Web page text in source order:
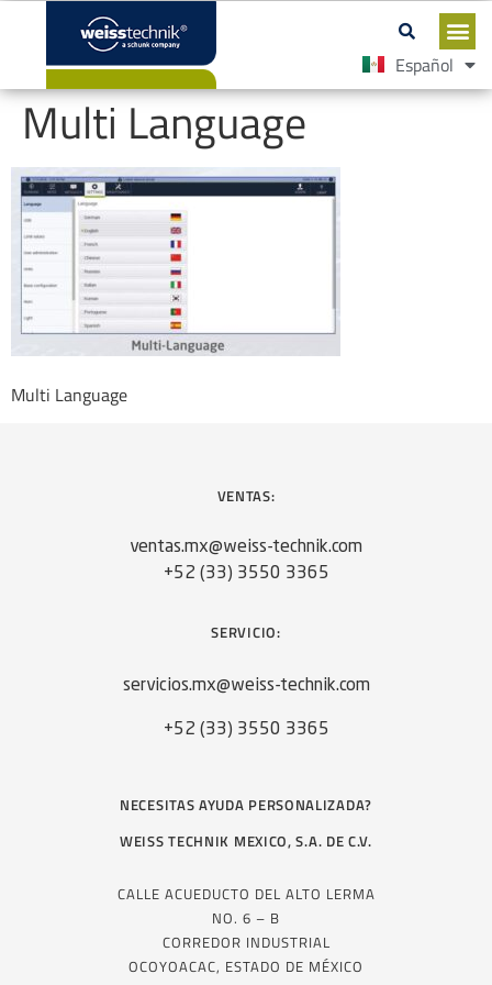
Español
English
Multi Language
Multi Language
VENTAS:
ventas.mx@weiss-technik.com
+52 (33) 3550 3365
SERVICIO:
servicios.mx@weiss-technik.com
+52 (33) 3550 3365
NECESITAS AYUDA PERSONALIZADA?
WEISS TECHNIK MEXICO, S.A. DE C.V.
CALLE ACUEDUCTO DEL ALTO LERMA
NO. 6 – B
CORREDOR INDUSTRIAL
OCOYOACAC, ESTADO DE MÉXICO